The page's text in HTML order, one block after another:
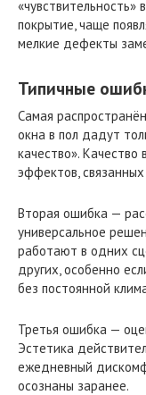
покрытие, чаще
мелкие дефекты
Типичные
Самая
окна в пол дадут
качество».
эффектов,
Вторая ошибка —
универсальное
работают в одних
других, особенно
без постоянной
Третья ошибка —
Эстетика
ежедневный
осознаны заранее.